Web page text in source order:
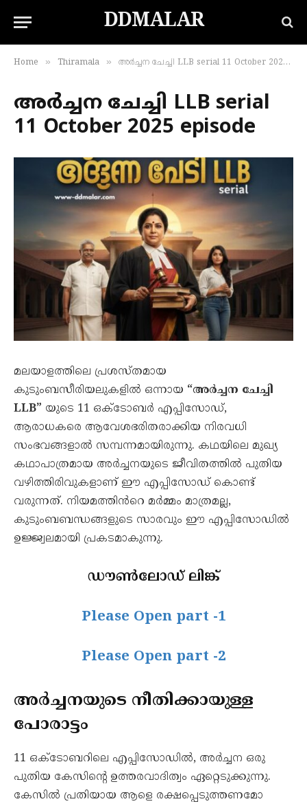
DDMALAR
Home » Thiramala » അർച്ചന ചേച്ചി LLB serial 11 October 2025 episode
അർച്ചന ചേച്ചി LLB serial
11 October 2025 episode
മലയാളത്തിലെ പ്രശസ്തമായ
കുടുംബസീരിയലുകളിൽ ഒന്നായ “അർച്ചന ചേച്ചി
LLB” യുടെ 11 ഒക്‌ടോബർ എപ്പിസോഡ്,
ആരാധകരെ ആവേശഭരിതരാക്കിയ നിരവധി
സംഭവങ്ങളാൽ സമ്പന്നമായിരുന്നു. കഥയിലെ മുഖ്യ
കഥാപാത്രമായ അർച്ചനയുടെ ജീവിതത്തിൽ പുതിയ
വഴിത്തിരിവുകളാണ് ഈ എപ്പിസോഡ് കൊണ്ട്
വരുന്നത്. നിയമത്തിൻറെ മർമ്മം മാത്രമല്ല,
കുടുംബബന്ധങ്ങളുടെ സാരവും ഈ എപ്പിസോഡിൽ
ഉജ്ജ്വലമായി പ്രകടമാകുന്നു.
ഡൗൺലോഡ് ലിങ്ക്
Please Open part -1
Please Open part -2
അർച്ചനയുടെ നീതിക്കായുള്ള
പോരാട്ടം
11 ഒക്‌ടോബറിലെ എപ്പിസോഡിൽ, അർച്ചന ഒരു
പുതിയ കേസിന്റെ ഉത്തരവാദിത്വം ഏറ്റെടുക്കുന്നു.
കേസിൽ പ്രതിയായ ആളെ രക്ഷപ്പെടുത്തണമോ